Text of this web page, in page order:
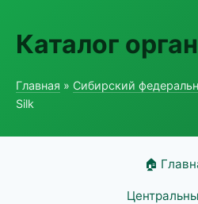
Каталог
Главная » Сибирский
Silk
🏠